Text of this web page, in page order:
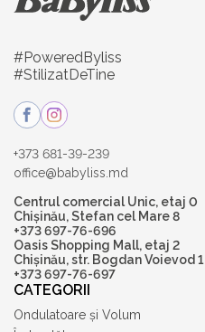
#PoweredByliss
#StilizatDeTine
+373 681-39-239
office@babyliss.md
Centrul comercial Unic, etaj 0
Chișinău, Stefan cel Mare 8
+373 697-76-696
Oasis Shopping Mall, etaj 2
Chișinău, str. Bogdan Voievod 1
+373 697-76-697
CATEGORII
Ondulatoare și Volum